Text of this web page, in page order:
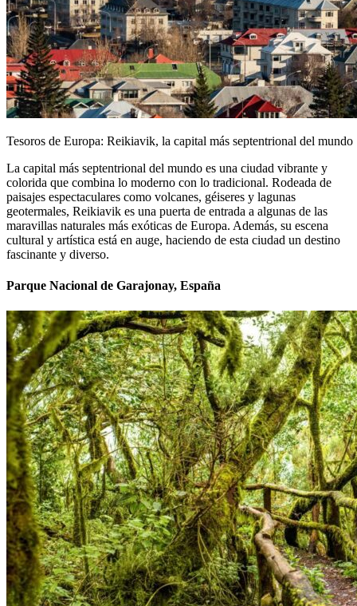
Tesoros de Europa: Reikiavik, la capital más septentrional del mundo
La capital más septentrional del mundo es una ciudad vibrante y
colorida que combina lo moderno con lo tradicional. Rodeada de
paisajes espectaculares como volcanes, géiseres y lagunas
geotermales, Reikiavik es una puerta de entrada a algunas de las
maravillas naturales más exóticas de Europa. Además, su escena
cultural y artística está en auge, haciendo de esta ciudad un destino
fascinante y diverso.
Parque Nacional de Garajonay, España